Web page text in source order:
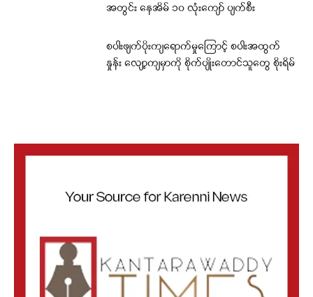
အတွင်း နေအိမ် ၁၀ လုံးကျော် ပျက်စီး
စပါးဖျက်ပိုးကျရောက်မှုကြောင့် စပါးအထွက်
နှုန်း လျော့ကျမှာကို စိုက်ပျိုးတောင်သူတွေ စိုးရိမ်